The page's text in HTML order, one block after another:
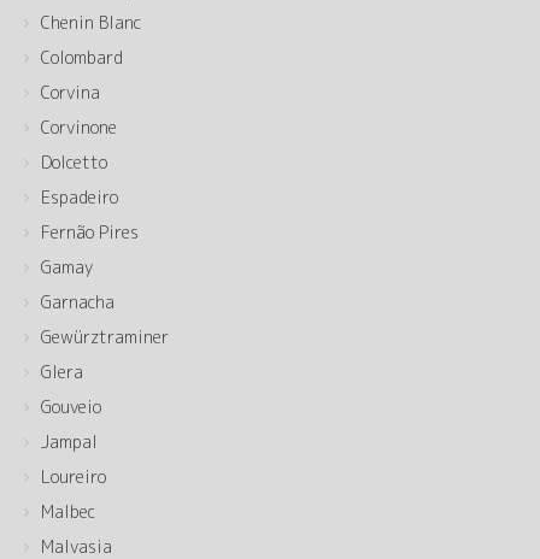
Chenin Blanc
Colombard
Corvina
Corvinone
Dolcetto
Espadeiro
Fernão Pires
Gamay
Garnacha
Gewürztraminer
Glera
Gouveio
Jampal
Loureiro
Malbec
Malvasia